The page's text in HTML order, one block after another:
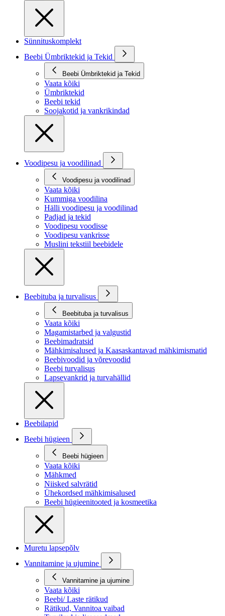
Sünnituskomplekt
Beebi Ümbriktekid ja Tekid
Beebi Ümbriktekid ja Tekid
Vaata kõiki
Ümbriktekid
Beebi tekid
Soojakotid ja vankrikindad
Voodipesu ja voodilinad
Voodipesu ja voodilinad
Vaata kõiki
Kummiga voodilina
Hälli voodipesu ja voodilinad
Padjad ja tekid
Voodipesu voodisse
Voodipesu vankrisse
Muslini tekstiil beebidele
Beebituba ja turvalisus
Beebituba ja turvalisus
Vaata kõiki
Magamistarbed ja valgustid
Beebimadratsid
Mähkimisalused ja Kaasaskantavad mähkimismatid
Beebivoodid ja võrevoodid
Beebi turvalisus
Lapsevankrid ja turvahällid
Beebilapid
Beebi hügieen
Beebi hügieen
Vaata kõiki
Mähkmed
Niisked salvrätid
Ühekordsed mähkimisalused
Beebi hügieenitooted ja kosmeetika
Muretu lapsepõlv
Vannitamine ja ujumine
Vannitamine ja ujumine
Vaata kõiki
Beebi/ Laste rätikud
Rätikud, Vannitoa vaibad